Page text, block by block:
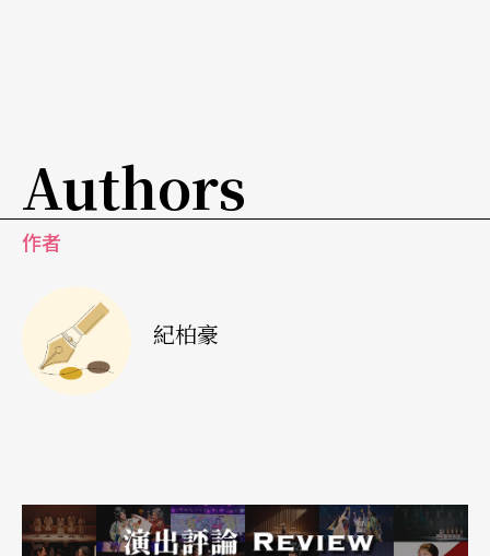
of Migone）從廣播轉往裝置後的作品常關注於表達
（voice）、空間、身體缺陷與忍受。他曾描述「聲
音體現了滲漏、驗證空間的孔隙（sound epitomize
e.）」。
他的現地聲音裝置《微孔洞》
落的木作敲擊聲。這件作品的製作過程，是藝術家
手持麥克風不斷敲擊牆面，直到展牆因重複施壓而
Authors
作者
紀柏豪